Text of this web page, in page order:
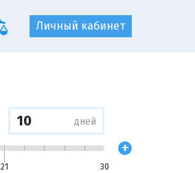
дней
21 30
+
Личный кабинет